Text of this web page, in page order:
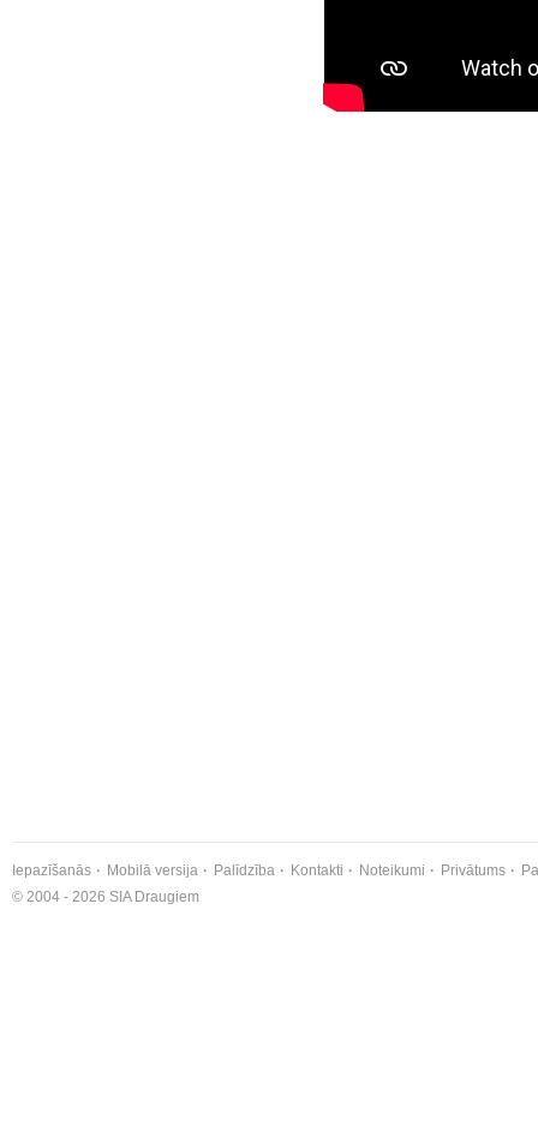
Iepazīšanās Mobilā versija Palīdzība Kontakti Noteikumi Privātums
© 2004 - 2026 SIA Draugiem